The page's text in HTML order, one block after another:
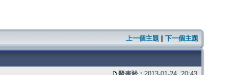
上一個主題 下一個主題